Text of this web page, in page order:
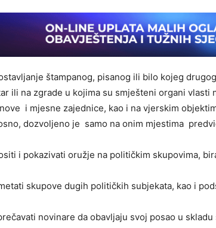
štampanog, pisanog ili bilo kojeg
ili na zgrade u kojima su smješteni organi vlasti
i mjesne zajednice, kao i na vjerskim
dozvoljeno je samo na onim mjestima
i pokazivati oružje na političkim skupovima,
skupove dugih političkih subjekata, kao i
novinare da obavljaju svoj posao u